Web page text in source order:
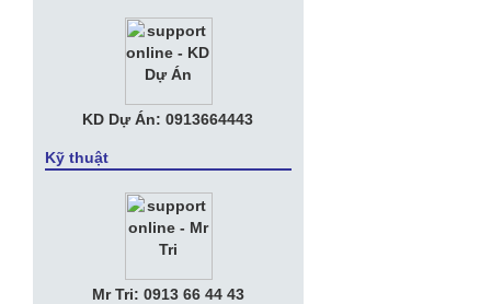
KD Dự Án: 0913664443
Kỹ thuật
Mr Tri: 0913 66 44 43